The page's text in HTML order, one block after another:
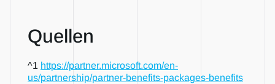
Quellen
^1 https://partner.microsoft.com/en-
us/partnership/partner-benefits-packages-benefits